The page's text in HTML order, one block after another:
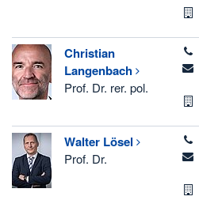
Christian
Langenbach
Prof. Dr. rer. pol.
Walter Lösel
Prof. Dr.